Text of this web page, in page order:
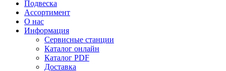
Подвеска
Ассортимент
О нас
Информация
Сервисные станции
Каталог онлайн
Каталог PDF
Доставка